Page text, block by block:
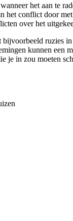
het aan te
het conflict door
over het
ruzies
kunnen een
je in zou moeten